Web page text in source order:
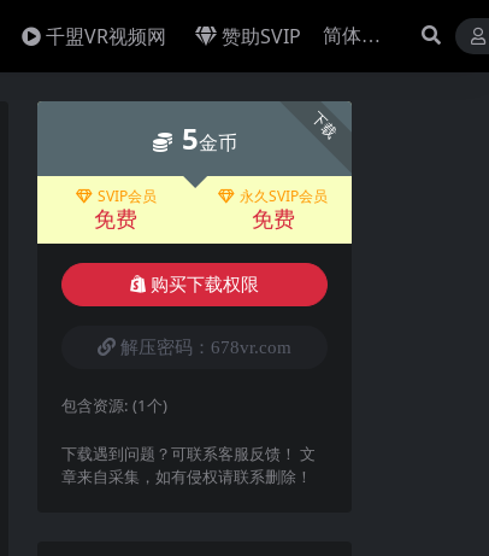
千盟VR视频网 赞助SVIP
下载
5金币
SVIP会员
免费
永久SVIP会员
免费
购买下载权限
解压密码：678vr.com
包含资源: (1个)
下载遇到问题？可联系客服反馈！ 文
章来自采集，如有侵权请联系删除！